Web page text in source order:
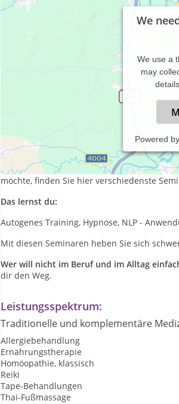
We
We use a
may
Powered by
Das mache ich:
Als Heilpraktiker und Arzt, aber auch als
möchte, finden Sie hier verschiedenste
Das lernst du:
Autogenes Training, Hypnose, NLP -
Mit diesen Seminaren heben Sie sich
Wer will nicht im Beruf und im Alltag
dir den Weg.
Leistungsspektrum:
Traditionelle und komplementäre
Allergiebehandlung
Ernährungstherapie
Homöopathie, klassisch
Reiki
Tape-Behandlungen
Thai-Fußmassage